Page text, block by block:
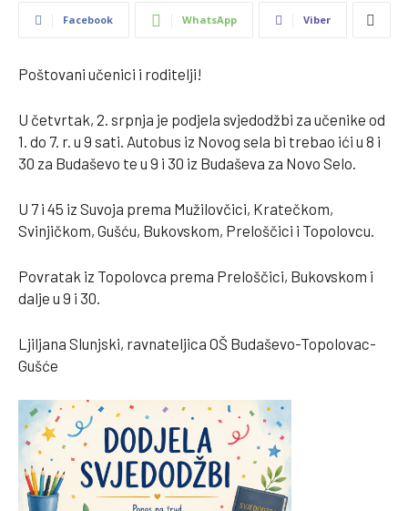
Facebook WhatsApp Viber
Poštovani učenici i roditelji!
U četvrtak, 2. srpnja je podjela svjedodžbi za učenike od
1. do 7. r. u 9 sati. Autobus iz Novog sela bi trebao ići u 8 i
30 za Budaševo te u 9 i 30 iz Budaševa za Novo Selo.
U 7 i 45 iz Suvoja prema Mužilovčici, Kratečkom,
Svinjičkom, Gušću, Bukovskom, Preloščici i Topolovcu.
Povratak iz Topolovca prema Preloščici, Bukovskom i
dalje u 9 i 30.
Ljiljana Slunjski, ravnateljica OŠ Budaševo-Topolovac-
Gušće